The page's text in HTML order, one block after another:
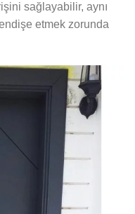
sağlayabilir, aynı
etmek zorunda